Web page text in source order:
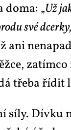
„Už
své
ani
tře­ba ří­dit
sí­ly. Dív­ku